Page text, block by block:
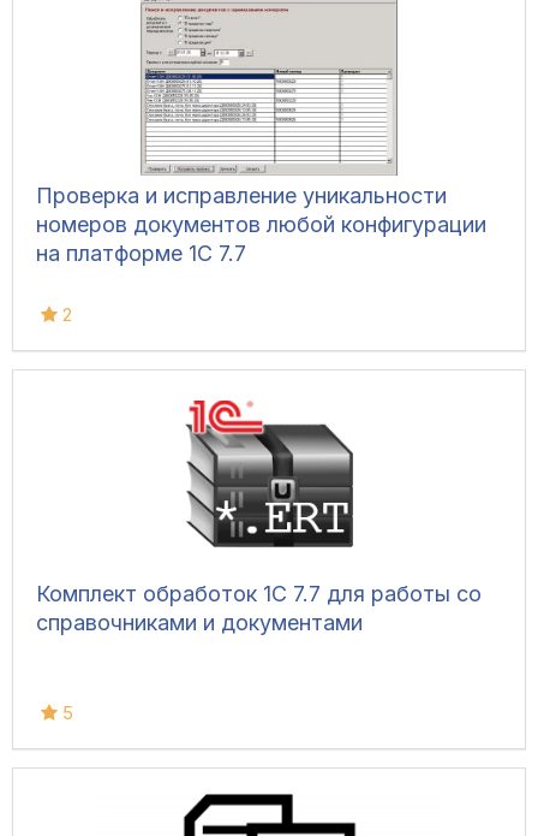
Проверка и исправление уникальности
номеров документов любой конфигурации
на платформе 1С 7.7
2
Комплект обработок 1С 7.7 для работы со
справочниками и документами
5